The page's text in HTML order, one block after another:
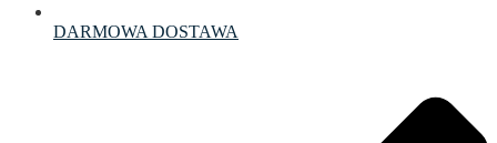
DARMOWA DOSTAWA